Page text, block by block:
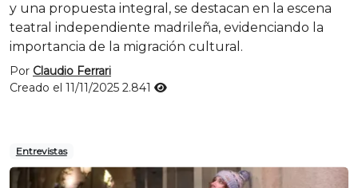
y una propuesta integral, se destacan en la escena
teatral independiente madrileña, evidenciando la
importancia de la migración cultural.
Por Claudio Ferrari
Creado el 11/11/2025 2.841
Entrevistas